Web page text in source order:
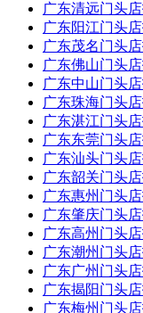
广东清远门头
广东阳江门头
广东茂名门头
广东佛山门头
广东中山门头
广东珠海门头
广东湛江门头
广东东莞门头
广东汕头门头
广东韶关门头
广东惠州门头
广东肇庆门头
广东高州门头
广东潮州门头
广东广州门头
广东揭阳门头
广东梅州门头